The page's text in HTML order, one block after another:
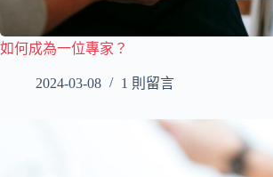
如何成為一位專家？
2024-03-08 1 則留言